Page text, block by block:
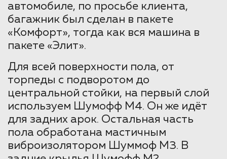
автомобиле, по просьбе клиента,
багажник был сделан в пакете
«Комфорт», тогда как вся машина в
пакете «Элит».
Для всей поверхности пола, от
торпеды с подворотом до
центральной стойки, на первый слой
используем Шумофф М4. Он же идёт
для задних арок. Остальная часть
пола обработана мастичным
виброизолятором Шуммоф М3. В